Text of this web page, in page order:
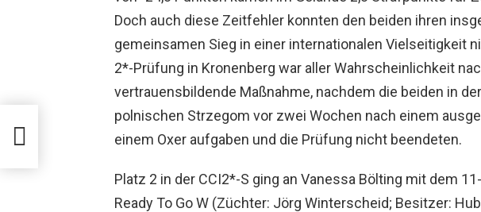
Doch auch diese Zeitfehler konnten den beiden ihren
gemeinsamen Sieg in einer internationalen Vielseitigkeit
2*-Prüfung in Kronenberg war aller Wahrscheinlichkeit
vertrauensbildende Maßnahme, nachdem die beiden in
polnischen Strzegom vor zwei Wochen nach einem
einem Oxer aufgaben und die Prüfung nicht beendeten.
Platz 2 in der CCI2*-S ging an Vanessa Bölting mit dem
Ready To Go W (Züchter: Jörg Winterscheid; Besitzer: